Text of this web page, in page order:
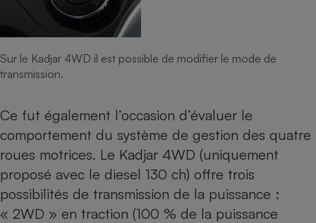
Sur le Kadjar 4WD il est possible de modifier le mode de
transmission.
Ce fut également l’occasion d’évaluer le
comportement du système de gestion des quatre
roues motrices. Le Kadjar 4WD (uniquement
proposé avec le diesel 130 ch) offre trois
possibilités de transmission de la puissance :
« 2WD » en traction (100 % de la puissance